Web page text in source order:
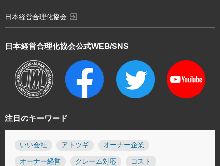
注目のキーワード
いい会社 アトツギ オーナー企業
オーナー経営 クレーム対応 コスト
日本経営合理化協会公式WEB/SNS
日本経営合理化協会 exit_to_app